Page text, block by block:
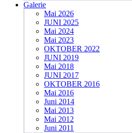
Galerie
Mai 2026
JUNI 2025
Mai 2024
Mai 2023
OKTOBER 2022
JUNI 2019
Mai 2018
JUNI 2017
OKTOBER 2016
Mai 2016
Juni 2014
Mai 2013
Mai 2012
Juni 2011